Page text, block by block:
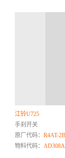
江铃U725
手刹开关
原厂代码：R4AT-
物料代码：